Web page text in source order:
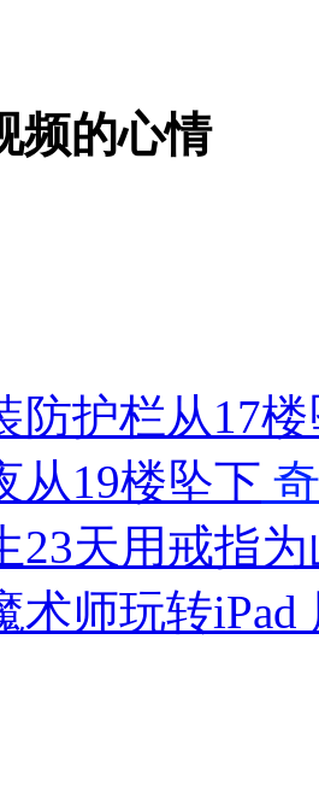
兴趣加盟CBA
人 警民合力深夜将其击毙
人 痛下狠手拳打脚踢
频的心情
防护栏从17
从19楼坠下
23天用戒指
术师玩转iPad